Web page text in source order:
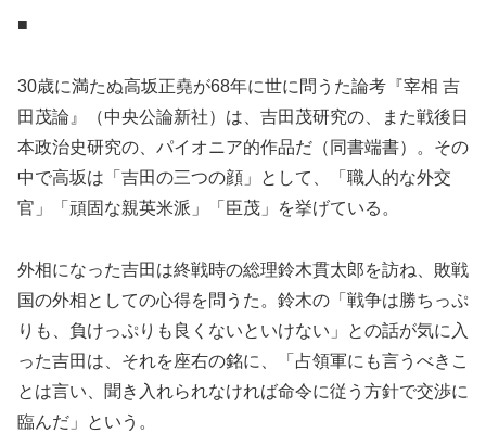
■
30歳に満たぬ高坂正堯が68年に世に問うた論考『宰相 吉
田茂論』（中央公論新社）は、吉田茂研究の、また戦後日
本政治史研究の、パイオニア的作品だ（同書端書）。その
中で高坂は「吉田の三つの顔」として、「職人的な外交
官」「頑固な親英米派」「臣茂」を挙げている。
外相になった吉田は終戦時の総理鈴木貫太郎を訪ね、敗戦
国の外相としての心得を問うた。鈴木の「戦争は勝ちっぷ
りも、負けっぷりも良くないといけない」との話が気に入
った吉田は、それを座右の銘に、「占領軍にも言うべきこ
とは言い、聞き入れられなければ命令に従う方針で交渉に
臨んだ」という。